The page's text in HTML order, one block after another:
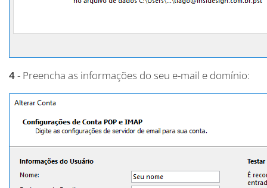
4- Preencha as informações do seu e-mail e domínio: